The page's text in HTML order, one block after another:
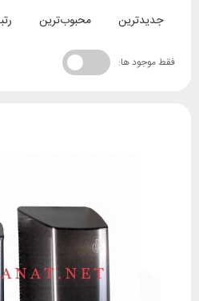
محبوب‌ترین رتبه بندی
ها: